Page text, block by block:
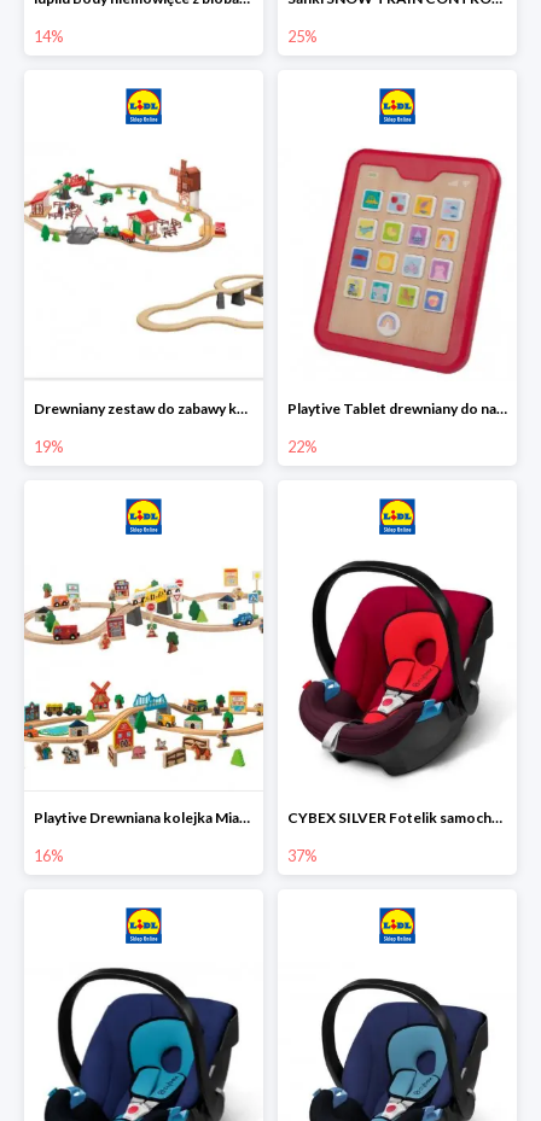
14% 25%
Drewniany zestaw do zabawy kolejką - farma i wiadukt
19%
Playtive Tablet drewniany do nauki, interaktywny
22%
Playtive Drewniana kolejka Miasto lub Farma
16%
CYBEX SILVER Fotelik samochodowy
37%